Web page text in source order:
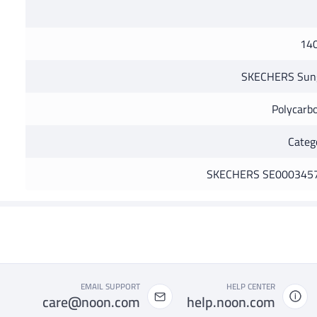
SKECHERS
SKECHERS
HELP CENTER
help.noon.com
EMAIL SUPPORT
care@noon.com